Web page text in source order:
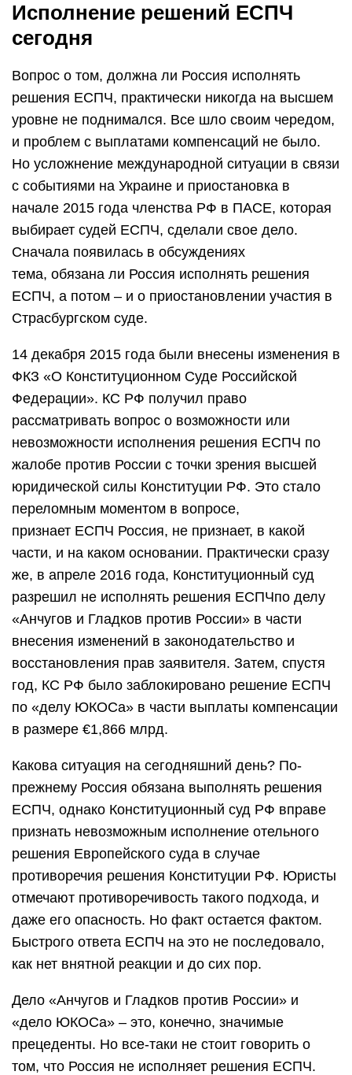
Исполнение решений ЕСПЧ
сегодня
Вопрос о том, должна ли Россия исполнять
решения ЕСПЧ, практически никогда на высшем
уровне не поднимался. Все шло своим чередом,
и проблем с выплатами компенсаций не было.
Но усложнение международной ситуации в связи
с событиями на Украине и приостановка в
начале 2015 года членства РФ в ПАСЕ, которая
выбирает судей ЕСПЧ, сделали свое дело.
Сначала появилась в обсуждениях
тема, обязана ли Россия исполнять решения
ЕСПЧ, а потом – и о приостановлении участия в
Страсбургском суде.
14 декабря 2015 года были внесены изменения в
ФКЗ «О Конституционном Суде Российской
Федерации». КС РФ получил право
рассматривать вопрос о возможности или
невозможности исполнения решения ЕСПЧ по
жалобе против России с точки зрения высшей
юридической силы Конституции РФ. Это стало
переломным моментом в вопросе,
признает ЕСПЧ Россия, не признает, в какой
части, и на каком основании. Практически сразу
же, в апреле 2016 года, Конституционный суд
разрешил не исполнять решения ЕСПЧпо делу
«Анчугов и Гладков против России» в части
внесения изменений в законодательство и
восстановления прав заявителя. Затем, спустя
год, КС РФ было заблокировано решение ЕСПЧ
по «делу ЮКОСа» в части выплаты компенсации
в размере €1,866 млрд.
Какова ситуация на сегодняшний день? По-
прежнему Россия обязана выполнять решения
ЕСПЧ, однако Конституционный суд РФ вправе
признать невозможным исполнение отельного
решения Европейского суда в случае
противоречия решения Конституции РФ. Юристы
отмечают противоречивость такого подхода, и
даже его опасность. Но факт остается фактом.
Быстрого ответа ЕСПЧ на это не последовало,
как нет внятной реакции и до сих пор.
Дело «Анчугов и Гладков против России» и
«дело ЮКОСа» – это, конечно, значимые
прецеденты. Но все-таки не стоит говорить о
том, что Россия не исполняет решения ЕСПЧ.